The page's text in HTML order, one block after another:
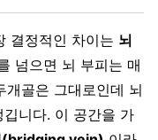
결정적인 차이는 뇌
넘으면 뇌 부피는 매
골은 그대로인데 뇌
니다. 이 공간을 가